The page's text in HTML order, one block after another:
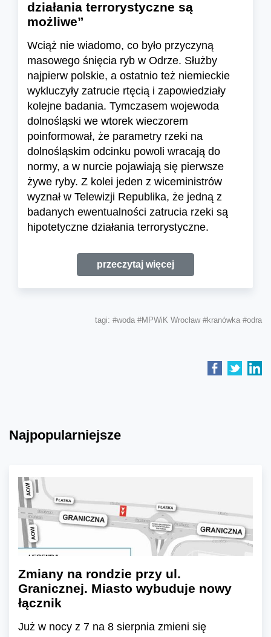
działania terrorystyczne są
możliwe”
Wciąż nie wiadomo, co było przyczyną
masowego śnięcia ryb w Odrze. Służby
najpierw polskie, a ostatnio też niemieckie
wykluczyły zatrucie rtęcią i zapowiedziały
kolejne badania. Tymczasem wojewoda
dolnośląski we wtorek wieczorem
poinformował, że parametry rzeki na
dolnośląskim odcinku powoli wracają do
normy, a w nurcie pojawiają się pierwsze
żywe ryby. Z kolei jeden z wiceministrów
wyznał w Telewizji Republika, że jedną z
badanych ewentualności zatrucia rzeki są
hipotetyczne działania terrorystyczne.
przeczytaj więcej
tagi: #woda #MPWiK Wrocław #kranówka #odra
Najpopularniejsze
Zmiany na rondzie przy ul.
Granicznej. Miasto wybuduje nowy
łącznik
Już w nocy z 7 na 8 sierpnia zmieni się